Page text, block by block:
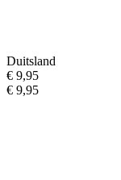
Duitsland
€ 9,95
€ 9,95